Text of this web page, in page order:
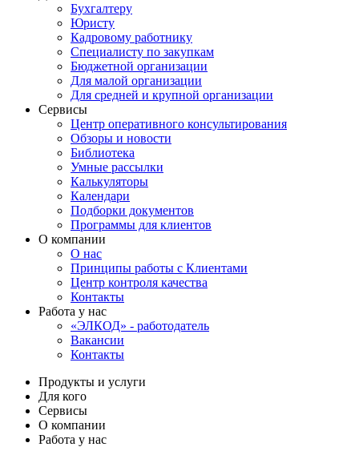
Бухгалтеру
Юристу
Кадровому работнику
Специалисту по закупкам
Бюджетной организации
Для малой организации
Для средней и крупной организации
Сервисы
Центр оперативного консультирования
Обзоры и новости
Библиотека
Умные рассылки
Калькуляторы
Календари
Подборки документов
Программы для клиентов
О компании
О нас
Принципы работы с Клиентами
Центр контроля качества
Контакты
Работа у нас
«ЭЛКОД» - работодатель
Вакансии
Контакты
Продукты и услуги
Для кого
Сервисы
О компании
Работа у нас